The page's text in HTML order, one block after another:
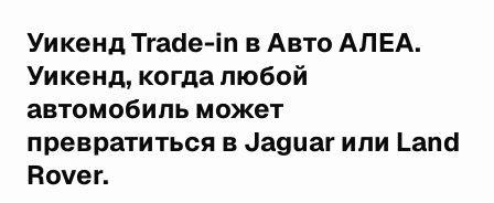
автомобиль может
превратиться в Jaguar или
Land Rover.
Уикенд Trade-in в Авто АЛЕА.
Уикенд, когда любой
автомобиль может
превратиться в Jaguar или Land
Rover.